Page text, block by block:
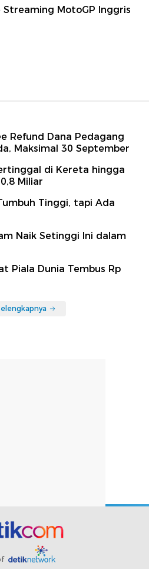
Streaming MotoGP Inggris
Refund Dana Pedagang
Maksimal 30 September
di Kereta hingga
Miliar
Tinggi, tapi Ada
Naik Setinggi Ini dalam
Piala Dunia Tembus Rp